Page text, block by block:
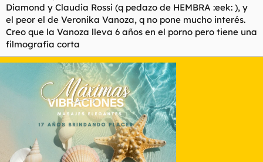
Diamond y Claudia Rossi (q pedazo de HEMBRA :eek: ), y
el peor el de Veronika Vanoza, q no pone mucho interés.
Creo que la Vanoza lleva 6 años en el porno pero tiene una
filmografía corta